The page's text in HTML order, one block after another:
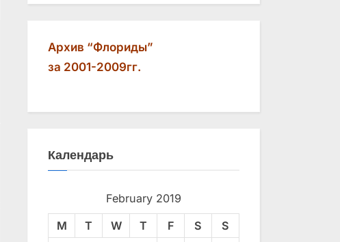
Архив “Флориды”
за 2001-2009гг.
Календарь
February 2019
M T W T F S
S